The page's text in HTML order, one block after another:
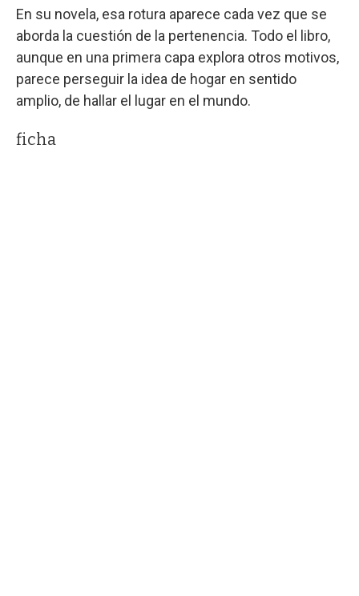
En su novela, esa rotura aparece cada vez que se
aborda la cuestión de la pertenencia. Todo el libro,
aunque en una primera capa explora otros motivos,
parece perseguir la idea de hogar en sentido
amplio, de hallar el lugar en el mundo.
ficha